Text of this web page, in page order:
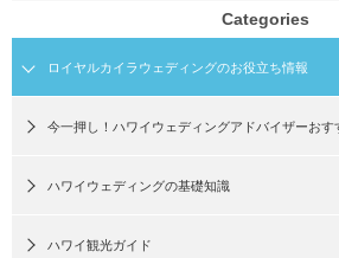
Categories
ロイヤルカイラウェディングのお役立ち情報
今一押し！ハワイウェディングアドバイザーおす
ハワイウェディングの基礎知識
ハワイ観光ガイド